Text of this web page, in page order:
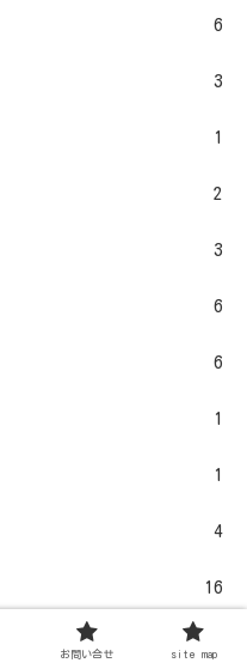
6
3
1
2
3
6
6
1
1
4
16
お問い合せ site map